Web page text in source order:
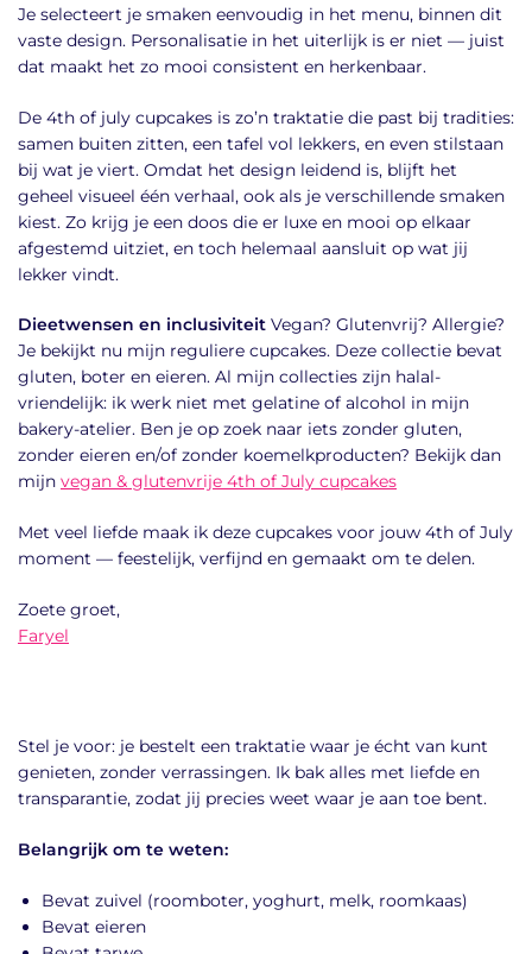
Je selecteert je smaken eenvoudig in het menu, binnen dit
vaste design. Personalisatie in het uiterlijk is er niet — juist
dat maakt het zo mooi consistent en herkenbaar.
De 4th of july cupcakes is zo’n traktatie die past bij tradities:
samen buiten zitten, een tafel vol lekkers, en even stilstaan
bij wat je viert. Omdat het design leidend is, blijft het
geheel visueel één verhaal, ook als je verschillende smaken
kiest. Zo krijg je een doos die er luxe en mooi op elkaar
afgestemd uitziet, en toch helemaal aansluit op wat jij
lekker vindt.
Dieetwensen en inclusiviteit Vegan? Glutenvrij? Allergie?
Je bekijkt nu mijn reguliere cupcakes. Deze collectie bevat
gluten, boter en eieren. Al mijn collecties zijn halal-
vriendelijk: ik werk niet met gelatine of alcohol in mijn
bakery-atelier. Ben je op zoek naar iets zonder gluten,
zonder eieren en/of zonder koemelkproducten? Bekijk dan
mijn vegan & glutenvrije 4th of July cupcakes
Met veel liefde maak ik deze cupcakes voor jouw 4th of July
moment — feestelijk, verfijnd en gemaakt om te delen.
Zoete groet,
Faryel
Stel je voor: je bestelt een traktatie waar je écht van kunt
genieten, zonder verrassingen. Ik bak alles met liefde en
transparantie, zodat jij precies weet waar je aan toe bent.
Belangrijk om te weten:
Bevat zuivel (roomboter, yoghurt, melk, roomkaas)
Bevat eieren